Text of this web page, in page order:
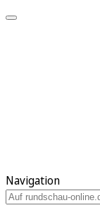
Navigation